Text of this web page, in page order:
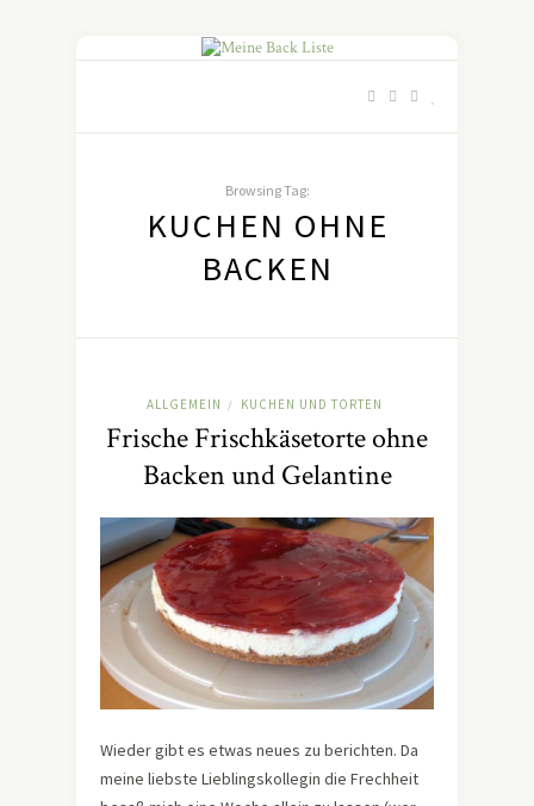
Browsing Tag:
KUCHEN OHNE
BACKEN
ALLGEMEIN / KUCHEN UND TORTEN
Frische Frischkäsetorte ohne
Backen und Gelantine
Wieder gibt es etwas neues zu berichten. Da
meine liebste Lieblingskollegin die Frechheit